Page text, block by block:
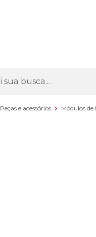
Peças e acessórios Módulos de